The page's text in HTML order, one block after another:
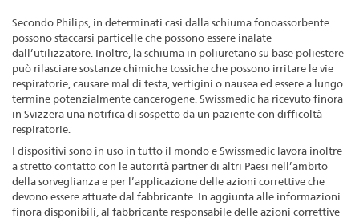
Secondo Philips, in determinati casi dalla schiuma fonoassorbente
possono staccarsi particelle che possono essere inalate
dall’utilizzatore. Inoltre, la schiuma in poliuretano su base poliestere
può rilasciare sostanze chimiche tossiche che possono irritare le vie
respiratorie, causare mal di testa, vertigini o nausea ed essere a lungo
termine potenzialmente cancerogene. Swissmedic ha ricevuto finora
in Svizzera una notifica di sospetto da un paziente con difficoltà
respiratorie.
I dispositivi sono in uso in tutto il mondo e Swissmedic lavora inoltre
a stretto contatto con le autorità partner di altri Paesi nell’ambito
della sorveglianza e per l’applicazione delle azioni correttive che
devono essere attuate dal fabbricante. In aggiunta alle informazioni
finora disponibili, al fabbricante responsabile delle azioni correttive